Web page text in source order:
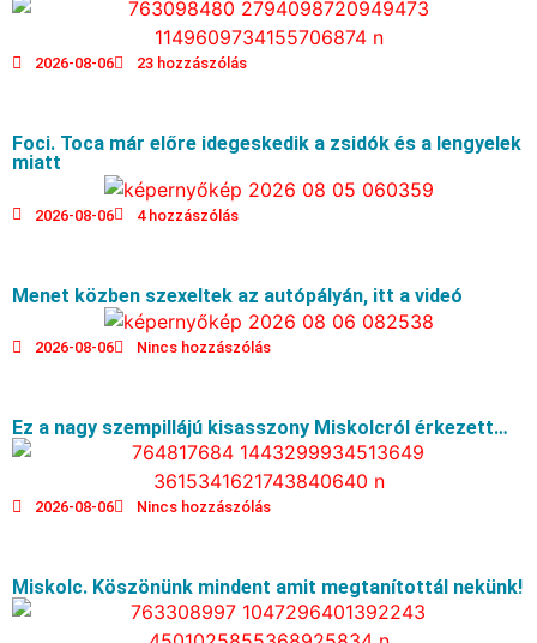
2026-08-06 23 hozzászólás
Foci. Toca már előre idegeskedik a zsidók és a lengyelek
miatt
2026-08-06 4 hozzászólás
Menet közben szexeltek az autópályán, itt a videó
2026-08-06 Nincs hozzászólás
Ez a nagy szempillájú kisasszony Miskolcról érkezett…
2026-08-06 Nincs hozzászólás
Miskolc. Köszönünk mindent amit megtanítottál nekünk!